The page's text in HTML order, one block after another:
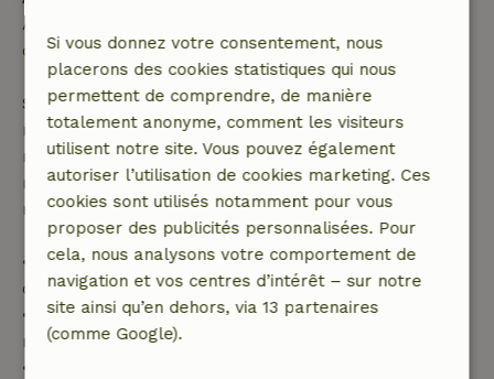
Annulation gratuite dans les 24 heures suivant la
confirmation de ta réservation.
Si tu annules dans le délai indiqué, tu as droit à un
remboursement intégral du montant de la
réservation. Passé ce délai, tu recevras un
remboursement partiel du coût du voyage et un
remboursement à 100 % de l'acompte :
• jusqu'à 42 jours avant l'arrivée : remboursement
de 70 %
• entre 42 et 28 jours avant l'arrivée :
remboursement de 40 %
• de 28 jours avant l'arrivée jusqu'au jour de
Si vous donnez votre consentement, nous
placerons des cookies statistiques qui nous
permettent de comprendre, de manière
totalement anonyme, comment les visiteurs
utilisent notre site. Vous pouvez également
autoriser l’utilisation de cookies marketing. Ces
cookies sont utilisés notamment pour vous
proposer des publicités personnalisées. Pour
cela, nous analysons votre comportement de
navigation et vos centres d’intérêt – sur notre
site ainsi qu’en dehors, via 13 partenaires
(comme Google).